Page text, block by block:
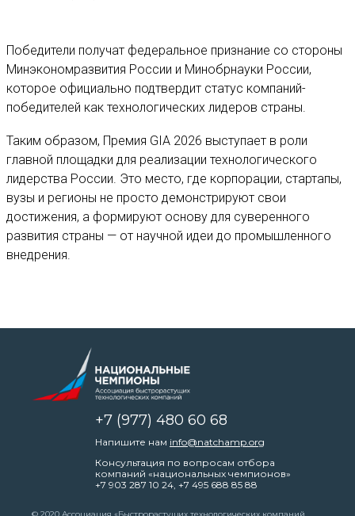
Победители получат федеральное признание со стороны
Минэкономразвития России и Минобрнауки России,
которое официально подтвердит статус компаний-
победителей как технологических лидеров страны.
Таким образом, Премия GIA 2026 выступает в роли
главной площадки для реализации технологического
лидерства России. Это место, где корпорации, стартапы,
вузы и регионы не просто демонстрируют свои
достижения, а формируют основу для суверенного
развития страны — от научной идеи до промышленного
внедрения.
+7 (977) 480 60 68
Напишите нам info@natchamp.org
Консультация по вопросам отбора
компаний «национальных чемпионов»
+7 903 287 10 24 +7 495 688 85 88
© 2020 Ассоциация «Быстрорастущих технологических компаний